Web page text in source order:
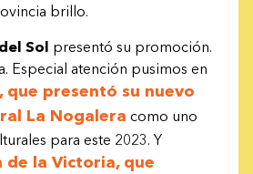
brillo.
Sol presentó su promoción.
Especial atención pusimos en
que presentó su nuevo
La Nogalera como uno
para este 2023. Y
de la Victoria, que